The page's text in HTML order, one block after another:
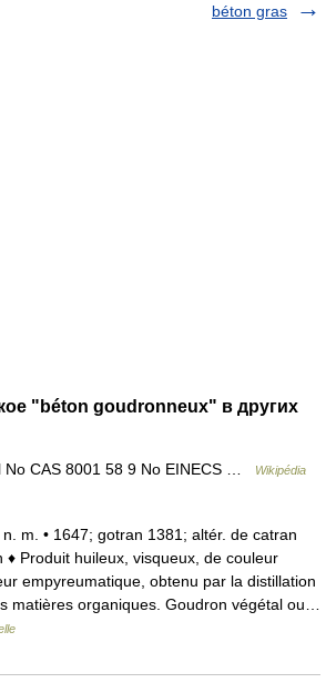
béton gras
"béton goudronneux" в других
CAS 8001 58 9 No EINECS …
Wikipédia
m. • 1647; gotran 1381; altér. de catran
♦ Produit huileux, visqueux, de couleur
empyreumatique, obtenu par la distillation
matières organiques. Goudron végétal ou…